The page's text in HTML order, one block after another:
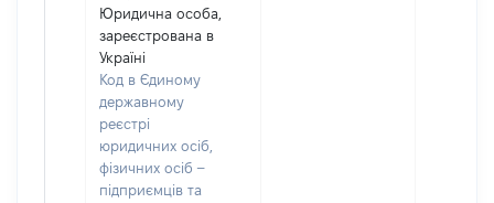
Юридична особа,
зареєстрована в
Україні
Код в Єдиному
державному
реєстрі
юридичних осіб,
фізичних осіб –
підприємців та